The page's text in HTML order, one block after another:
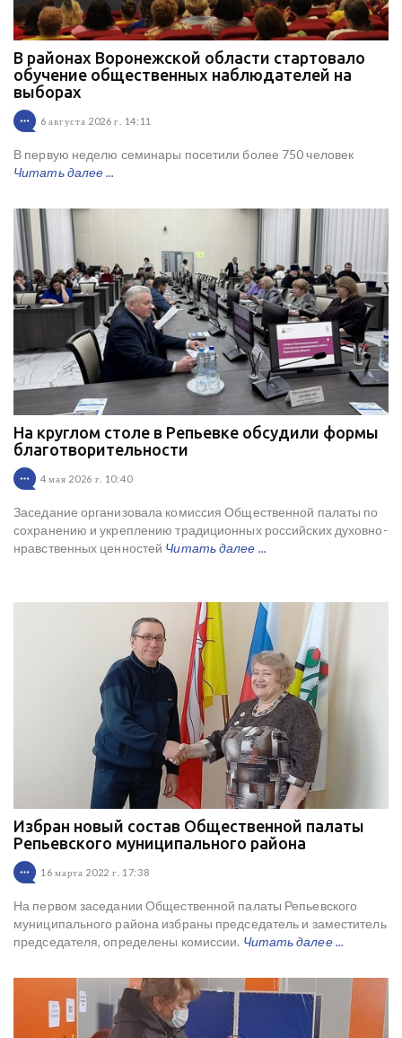
В районах Воронежской области стартовало
обучение общественных наблюдателей на
выборах
6 августа 2026 г. 14:11
В первую неделю семинары посетили более 750 человек
Читать далее ...
На круглом столе в Репьевке обсудили формы
благотворительности
4 мая 2026 г. 10:40
Заседание организовала комиссия Общественной палаты по
сохранению и укреплению традиционных российских духовно-
нравственных ценностей Читать далее ...
Избран новый состав Общественной палаты
Репьевского муниципального района
16 марта 2022 г. 17:38
На первом заседании Общественной палаты Репьевского
муниципального района избраны председатель и заместитель
председателя, определены комиссии. Читать далее ...